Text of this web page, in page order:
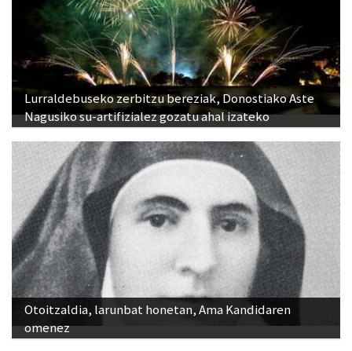
Lurraldebuseko zerbitzu bereziak, Donostiako Aste
Nagusiko su-artifizialez gozatu ahal izateko
Otoitzaldia, larunbat honetan, Ama Kandidaren
omenez